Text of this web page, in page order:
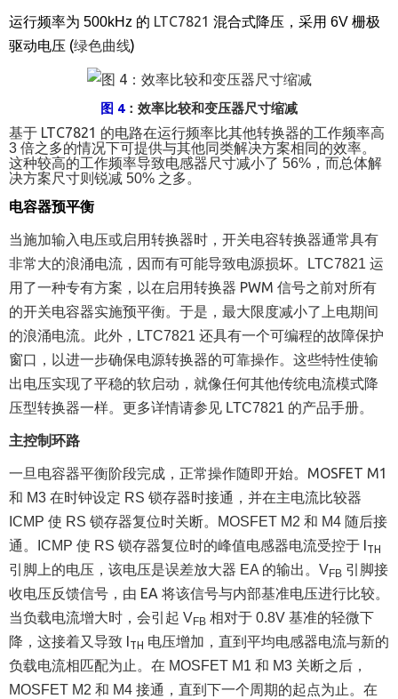
运行频率为 500kHz 的 LTC7821 混合式降压，采用 6V 栅极
驱动电压 (绿色曲线)
图 4：效率比较和变压器尺寸缩减
基于 LTC7821 的电路在运行频率比其他转换器的工作频率高
3 倍之多的情况下可提供与其他同类解决方案相同的效率。
这种较高的工作频率导致电感器尺寸减小了 56% ，而总体解
决方案尺寸则锐减 50% 之多。
电容器预平衡
当施加输入电压或启用转换器时，开关电容转换器通常具有
非常大的浪涌电流，因而有可能导致电源损坏。
LTC7821 运
用了一种专有方案，以在启用转换器 PWM 信号之前对所有
的开关电容器实施预平衡。于是，最大限度减小了上电期间
的浪涌电流。此外， LTC7821 还具有一个可编程的故障保护
窗口，以进一步确保电源转换器的可靠操作。这些特性使输
出电压实现了平稳的软启动，就像任何其他传统电流模式降
压型转换器一样。更多详情请参见 LTC7821 的产品手册。
主控制环路
一旦电容器平衡阶段完成，正常操作随即开始。 MOSFET M1
和 M3 在时钟设定 RS 锁存器时接通，并在主电流比较器
ICMP 使 RS 锁存器复位时关断。 MOSFET M2 和 M4 随后接
通。
ICMP 使 RS 锁存器复位时的峰值电感器电流受控于 ITH
引脚上的电压，该电压是误差放大器 EA 的输出。 VFB 引脚接
收电压反馈信号，由 EA 将该信号与内部基准电压进行比较。
当负载电流增大时，会引起 VFB 相对于 0.8V 基准的轻微下
降，这接着又导致 ITH 电压增加，直到平均电感器电流与新的
负载电流相匹配为止。在 MOSFET M1 和 M3 关断之后，
MOSFET M2 和 M4 接通，直到下一个周期的起点为止。在